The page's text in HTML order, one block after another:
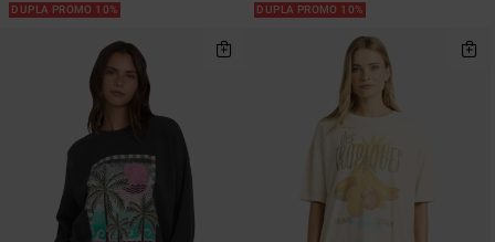
DUPLA PROMO 10%
DUPLA PROMO 10%